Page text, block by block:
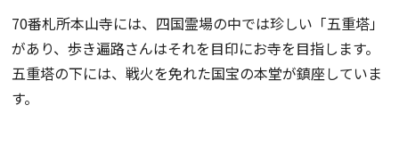
70番札所本山寺には、四国霊場の中では珍しい「五重塔」
があり、歩き遍路さんはそれを目印にお寺を目指します。
五重塔の下には、戦火を免れた国宝の本堂が鎮座していま
す。